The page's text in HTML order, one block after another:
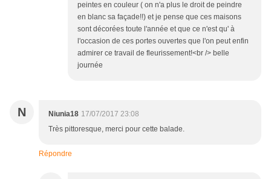
peintes en couleur ( on n'a plus le droit de peindre
en blanc sa façade!!) et je pense que ces maisons
sont décorées toute l'année et que ce n'est qu' à
l'occasion de ces portes ouvertes que l'on peut enfin
admirer ce travail de fleurissement!<br /> belle
journée
N Niunia18 17/07/2017 23:08
Très pittoresque, merci pour cette balade.
Répondre